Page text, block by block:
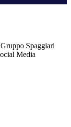
Spaggiari
Media